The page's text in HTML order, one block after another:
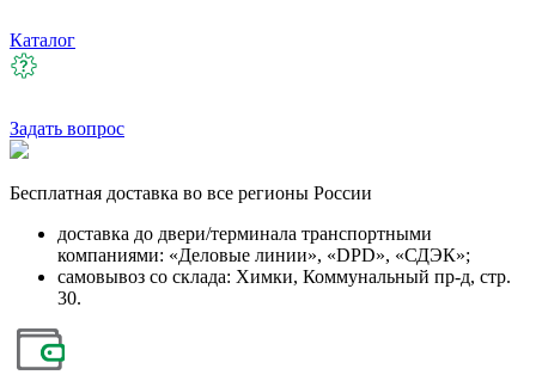
Каталог
Задать вопрос
Бесплатная доставка во все регионы России
доставка до двери/терминала транспортными
компаниями: «Деловые линии», «DPD», «СДЭК»;
самовывоз со склада: Химки, Коммунальный пр-д, стр.
30.